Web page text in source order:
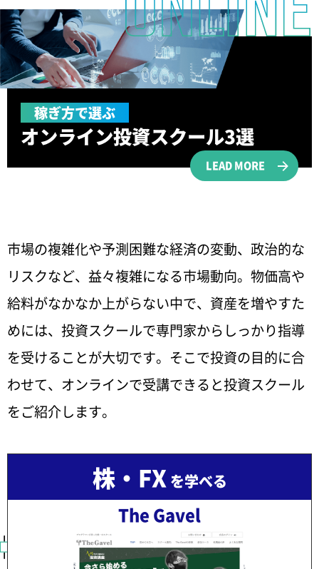
稼ぎ方で選ぶ
オンライン投資スクール3選
LEAD MORE
市場の複雑化や予測困難な経済の変動、政治的な
リスクなど、益々複雑になる市場動向。物価高や
給料がなかなか上がらない中で、資産を増やすた
めには、投資スクールで専門家からしっかり指導
を受けることが大切です。そこで投資の目的に合
わせて、オンラインで受講できると投資スクール
をご紹介します。
株・FXを学べる
The Gavel